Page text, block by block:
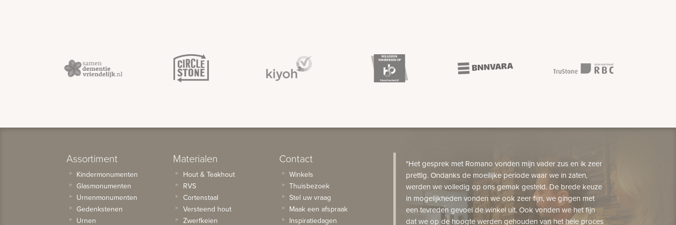
Assortiment
Kindermonumenten
Glasmonumenten
Urnenmonumenten
Gedenkstenen
Urnen
Materialen
Hout & Teakhout
RVS
Cortenstaal
Versteend hout
Zwerfkeien
Contact
Winkels
Thuisbezoek
Stel uw vraag
Maak een afspraak
Inspiratiedagen
"Het gesprek met Romano vonden mijn vader zus en ik zeer
prettig. Ondanks de moeilijke periode waar we in zaten,
werden we volledig op ons gemak gesteld. De brede keuze
in mogelijkheden vonden we ook zeer fijn, we gingen met
een tevreden gevoel de winkel uit. Ook vonden we het fijn
dat we op de hoogte werden gehouden van het hele proces